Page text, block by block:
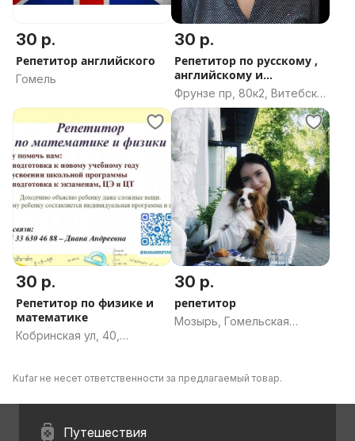
30 р.
Репетитор английского
Гомель
30 р.
Репетитор по русскому ,
английскому и
математике
Фрунзе пр, 80к2, Витебск,
Витебская область
30 р.
Репетитор по физике и
математике
Кобринская ул, 40,
30 р.
репетитор
Мозырь, Гомельская
Kufar не несет ответственности за предлагаемый товар.
Путешествия